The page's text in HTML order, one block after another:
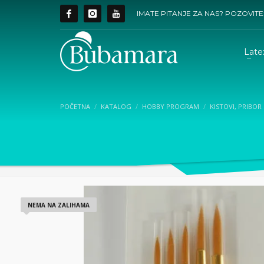
IMATE PITANJE ZA NAS?
POČETNA KATALOG HOBBY PROGRAM KISTOVI, PRIBOR
NEMA NA ZALIHAMA